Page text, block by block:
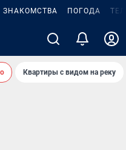
ЗНАКОМСТВА ПОГОДА
Квартиры с видом на реку